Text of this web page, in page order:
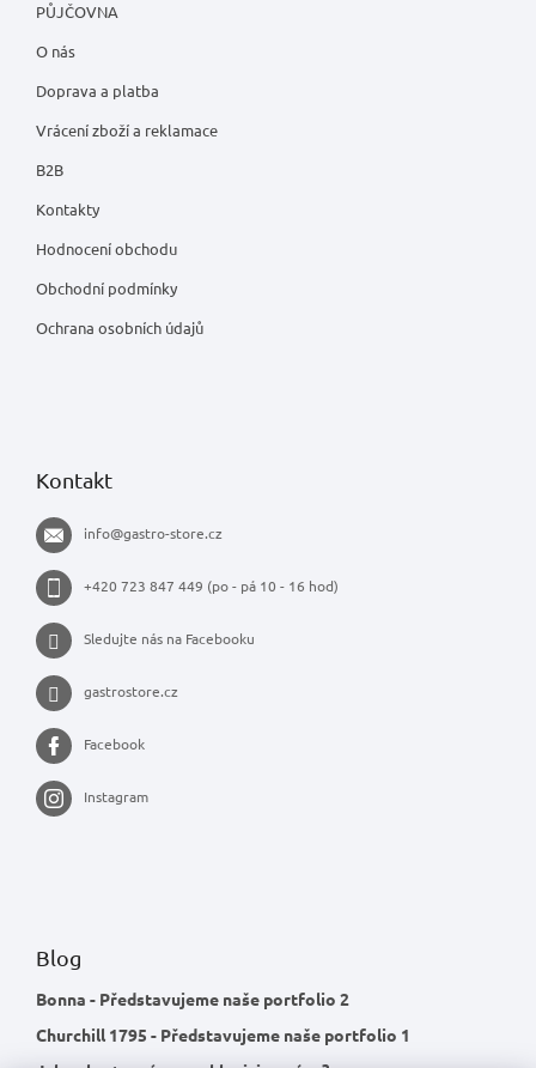
PŮJČOVNA
O nás
Doprava a platba
Vrácení zboží a reklamace
B2B
Kontakty
Hodnocení obchodu
Obchodní podmínky
Ochrana osobních údajů
Kontakt
info@gastro-store.cz
+420 723 847 449 (po - pá 10 - 16 hod)
Sledujte nás na Facebooku
gastrostore.cz
Facebook
Instagram
Blog
Bonna - Představujeme naše portfolio 2
Churchill 1795 - Představujeme naše portfolio 1